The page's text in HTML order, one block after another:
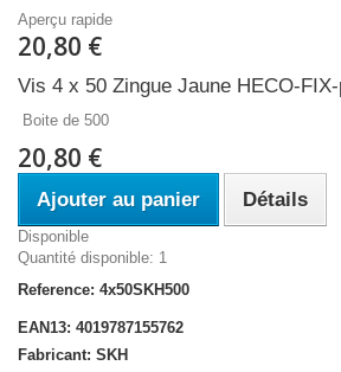
Aperçu rapide
20,80 €
Vis 4 x 50 Zingue Jaune HECO-
Boite de 500
20,80 €
Ajouter au panier Détails
Disponible
Quantité disponible: 1
Reference: 4x50SKH500
EAN13: 4019787155762
Fabricant: SKH